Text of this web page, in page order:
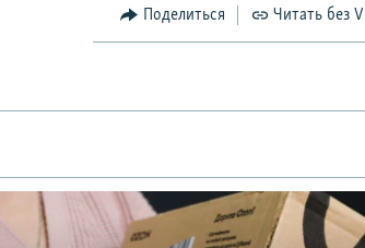
Поделиться Читать без